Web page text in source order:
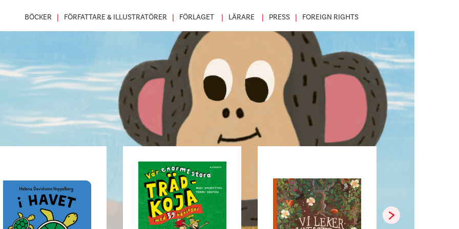
BÖCKER FÖRFATTARE & ILLUSTRATÖRER FÖRLAGET LÄRARE PRESS FOREIGN RIGHTS